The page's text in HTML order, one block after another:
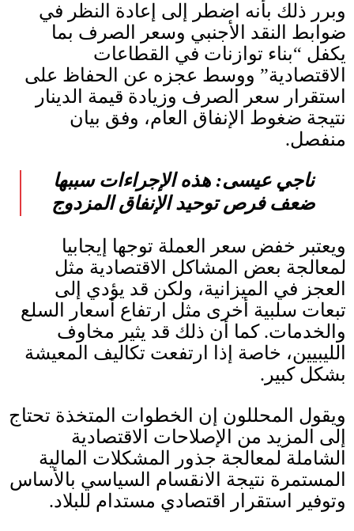
وبرر ذلك بأنه اضطر إلى إعادة النظر في
ضوابط النقد الأجنبي وسعر الصرف بما
يكفل “بناء توازنات في القطاعات
الاقتصادية” ووسط عجزه عن الحفاظ على
استقرار سعر الصرف وزيادة قيمة الدينار
نتيجة ضغوط الإنفاق العام، وفق بيان
منفصل.
ناجي عيسى: هذه الإجراءات سببها
ضعف فرص توحيد الإنفاق المزدوج
ويعتبر خفض سعر العملة توجها إيجابيا
لمعالجة بعض المشاكل الاقتصادية مثل
العجز في الميزانية، ولكن قد يؤدي إلى
تبعات سلبية أخرى مثل ارتفاع أسعار السلع
والخدمات.كما أن ذلك قد يثير مخاوف
الليبيين، خاصة إذا ارتفعت تكاليف المعيشة
بشكل كبير .
ويقول المحللون إن الخطوات المتخذة تحتاج
إلى المزيد من الإصلاحات الاقتصادية
الشاملة لمعالجة جذور المشكلات المالية
المستمرة نتيجة الانقسام السياسي بالأساس
وتوفير استقرار اقتصادي مستدام للبلاد.